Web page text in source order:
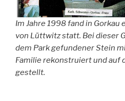
Im Jahre 1998 fand in Gorkau
von Lüttwitz statt. Bei dieser
dem Park gefundener Stein
Familie rekonstruiert und auf
gestellt.